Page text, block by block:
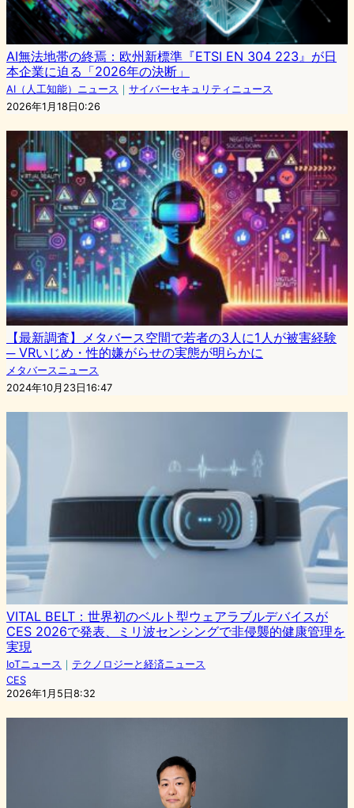
AI無法地帯の終焉：欧州新標準『ETSI EN 304 223』が日
本企業に迫る「2026年の決断」
AI（人工知能）ニュース ｜ サイバーセキュリティニュース
2026年1月18日0:26
【最新調査】メタバース空間で若者の3人に1人が被害経験
─ VRいじめ・性的嫌がらせの実態が明らかに
メタバースニュース
2024年10月23日16:47
VITAL BELT：世界初のベルト型ウェアラブルデバイスが
CES 2026で発表、ミリ波センシングで非侵襲的健康管理を
実現
IoTニュース ｜ テクノロジーと経済ニュース
CES
2026年1月5日8:32